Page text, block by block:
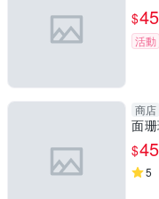
$45
活動
商店
面
F】
$45
5